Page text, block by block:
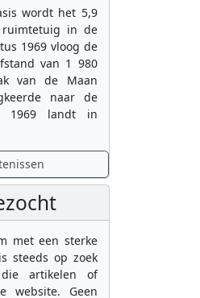
wordt het 5,9
ruimtetuig in de
1969 vloog de
van 1 980
van de Maan
naar de
1969 landt in
met een sterke
steeds op zoek
die artikelen of
website. Geen